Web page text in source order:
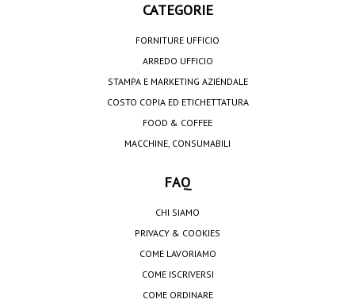
CATEGORIE
FORNITURE UFFICIO
ARREDO UFFICIO
STAMPA E MARKETING AZIENDALE
COSTO COPIA ED ETICHETTATURA
FOOD & COFFEE
MACCHINE, CONSUMABILI
FAQ
CHI SIAMO
PRIVACY & COOKIES
COME LAVORIAMO
COME ISCRIVERSI
COME ORDINARE